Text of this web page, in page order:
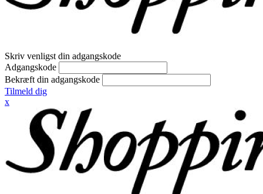
Skriv venligst din adgangskode
Adgangskode
Bekræft din adgangskode
Tilmeld dig
x